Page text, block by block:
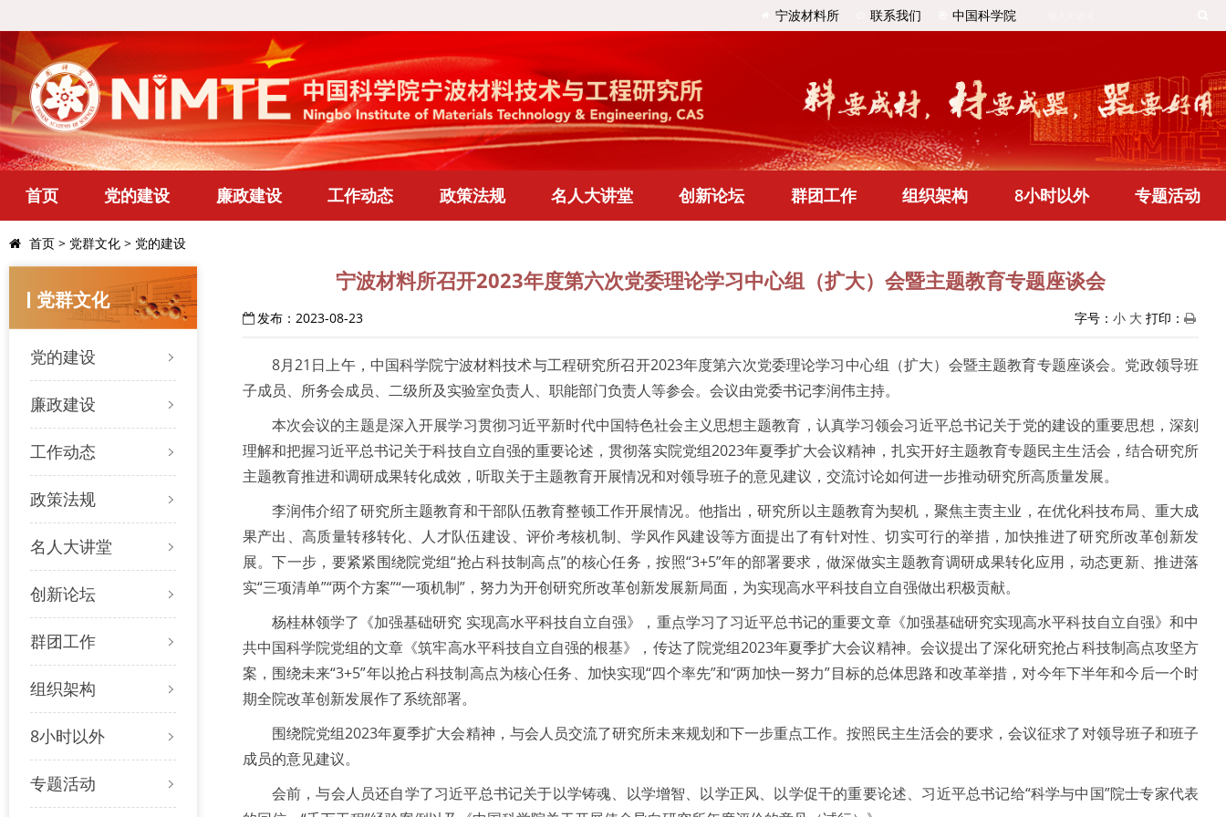
宁波材料所 联系我们 中国科学院
首页 党的建设 廉政建设 工作动态 政策法规 名人大讲堂 创新论坛 群团工作 组织架构 8小时以外 专题活动
首页 > 党群文化 > 党的建设
党群文化
党的建设
廉政建设
工作动态
政策法规
名人大讲堂
创新论坛
群团工作
组织架构
8小时以外
专题活动
宁波材料所召开2023年度第六次党委理论学习中心组（扩大）会暨主题教育专题座谈会
发布：2023-08-23 字号： 小 大 打印：
8月21日上午，中国科学院宁波材料技术与工程研究所召开2023年度第六次党委理论学习中心组（扩大）会暨主题教育专题座谈会。党政领导班
子成员、所务会成员、二级所及实验室负责人、职能部门负责人等参会。会议由党委书记李润伟主持。
本次会议的主题是深入开展学习贯彻习近平新时代中国特色社会主义思想主题教育，认真学习领会习近平总书记关于党的建设的重要思想，深刻
理解和把握习近平总书记关于科技自立自强的重要论述，贯彻落实院党组2023年夏季扩大会议精神，扎实开好主题教育专题民主生活会，结合研究所
主题教育推进和调研成果转化成效，听取关于主题教育开展情况和对领导班子的意见建议，交流讨论如何进一步推动研究所高质量发展。
李润伟介绍了研究所主题教育和干部队伍教育整顿工作开展情况。他指出，研究所以主题教育为契机，聚焦主责主业，在优化科技布局、重大成
果产出、高质量转移转化、人才队伍建设、评价考核机制、学风作风建设等方面提出了有针对性、切实可行的举措，加快推进了研究所改革创新发
展。下一步，要紧紧围绕院党组“抢占科技制高点”的核心任务，按照“3+5”年的部署要求，做深做实主题教育调研成果转化应用，动态更新、推进落
实“三项清单”“两个方案”“一项机制”，努力为开创研究所改革创新发展新局面，为实现高水平科技自立自强做出积极贡献。
杨桂林领学了《加强基础研究 实现高水平科技自立自强》，重点学习了习近平总书记的重要文章《加强基础研究实现高水平科技自立自强》和中
共中国科学院党组的文章《筑牢高水平科技自立自强的根基》，传达了院党组2023年夏季扩大会议精神。会议提出了深化研究抢占科技制高点攻坚方
案，围绕未来“3+5”年以抢占科技制高点为核心任务、加快实现“四个率先”和“两加快一努力”目标的总体思路和改革举措，对今年下半年和今后一个时
期全院改革创新发展作了系统部署。
围绕院党组2023年夏季扩大会精神，与会人员交流了研究所未来规划和下一步重点工作。按照民主生活会的要求，会议征求了对领导班子和班子
成员的意见建议。
会前，与会人员还自学了习近平总书记关于以学铸魂、以学增智、以学正风、以学促干的重要论述、习近平总书记给“科学与中国”院士专家代表